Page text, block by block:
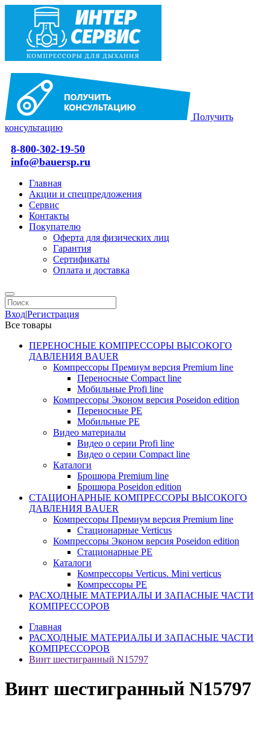
Получить
консультацию
8-800-302-19-50
info@bauersp.ru
Главная
Акции и спецпредложения
Сервис
Контакты
Покупателю
Оферта для физических лиц
Гарантия
Сертификаты
Оплата и доставка
Вход|Регистрация
Все товары
ПЕРЕНОСНЫЕ КОМПРЕССОРЫ ВЫСОКОГО
ДАВЛЕНИЯ BAUER
Компрессоры Премиум версия Premium line
Переносные Compact line
Мобильные Profi line
Компрессоры Эконом версия Poseidon edition
Переносные PE
Мобильные PE
Видео материалы
Видео о серии Profi line
Видео о серии Compact line
Каталоги
Брошюра Premium line
Брошюра Poseidon edition
СТАЦИОНАРНЫЕ КОМПРЕССОРЫ ВЫСОКОГО
ДАВЛЕНИЯ BAUER
Компрессоры Премиум версия Premium line
Стационарные Verticus
Компрессоры Эконом версия Poseidon edition
Стационарные PE
Каталоги
Компрессоры Verticus. Mini verticus
Компрессоры PE
РАСХОДНЫЕ МАТЕРИАЛЫ И ЗАПАСНЫЕ ЧАСТИ
КОМПРЕССОРОВ
Главная
РАСХОДНЫЕ МАТЕРИАЛЫ И ЗАПАСНЫЕ ЧАСТИ
КОМПРЕССОРОВ
Винт шестигранный N15797
Винт шестигранный N15797